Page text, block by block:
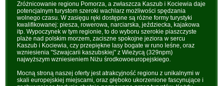
Zróżnicowanie regionu Pomorza, a zwłaszcza Kaszub i Kociewia daje
potencjalnym turystom szeroki wachlarz możliwości spędzania
wolnego czasu. W zasięgu ręki dostępne są różne formy turystyki
kwalifikowanej: piesza, rowerowa, narciarska, jeździecka, kajakowa
itp. Wypoczynek w tym regionie, to do wyboru szerokie piaszczyste
plaże nad polskim morzem, zaciszne spokojne jeziora w sercu
Kaszub i Kociewia, czy przepiękne lasy bogate w runo leśne, oraz
wzniesienia "Szwajcarii kaszubskiej" z Wieżycą (329npm)
najwyższym wzniesieniem Niżu środkowoeuropejskiego.
Mocną stroną naszej oferty jest atrakcyjność regionu z unikalnymi w
skali europejskiej miejscami, oraz głęboko ukorzenione fascynujące i